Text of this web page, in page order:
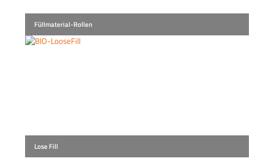
Füllmaterial-Rollen
Lose Fill